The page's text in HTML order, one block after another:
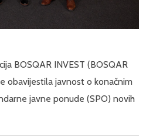
BOSQAR INVEST (BOSQAR
obavijestila javnost o konačnim
javne ponude (SPO) novih